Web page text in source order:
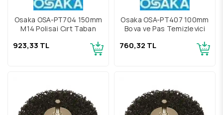
Osaka OSA-PT704 150mm
M14 Polisaj Cırt Taban
923,33 TL
Osaka OSA-PT407 100mm
Boya ve Pas Temizleyici
760,32 TL